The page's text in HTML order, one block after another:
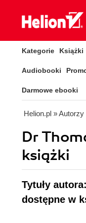
Kategorie Książki
Audiobooki
Darmowe ebooki
Helion.pl » Autorzy
Dr
książki
Tytuły
dostępne w